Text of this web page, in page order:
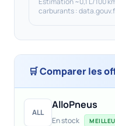
carburants :
🛒 Comparer les
ALL
AlloPneus
En stock